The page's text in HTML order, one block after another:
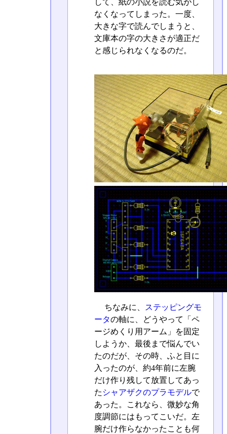
なくなってしまった。一度、
大きな字で読んでしまうと、
文庫本の字の大きさが適正だ
と感じられなくなるのだ。
ちなみに、
ステッピングモ
ータの軸に、どうやって「ペ
ージめくり用アーム」を固定
しようか、最後まで悩んでい
たのだが、その時、ふと目に
入ったのが、約4年前に左腕
だけ作り残して放置してあっ
た シャアザクのプラモデルで
あった。これなら、微妙な角
度調節にはもってこいだ。左
腕だけ作らなかったことも何